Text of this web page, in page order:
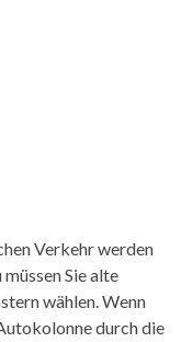
Verkehr werden
Sie alte
wählen. Wenn
durch die